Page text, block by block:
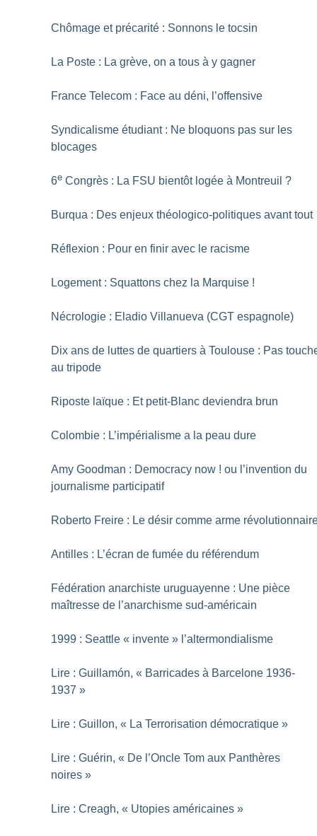
Chômage et précarité : Sonnons le tocsin
La Poste : La grève, on a tous à y gagner
France Telecom : Face au déni, l’offensive
Syndicalisme étudiant : Ne bloquons pas sur les
blocages
6e Congrès : La FSU bientôt logée à Montreuil ?
Burqua : Des enjeux théologico-politiques avant tout
Réflexion : Pour en finir avec le racisme
Logement : Squattons chez la Marquise !
Nécrologie : Eladio Villanueva (CGT espagnole)
Dix ans de luttes de quartiers à Toulouse : Pas
au tripode
Riposte laïque : Et petit-Blanc deviendra brun
Colombie : L’impérialisme a la peau dure
Amy Goodman : Democracy now ! ou l’invention du
journalisme participatif
Roberto Freire : Le désir comme arme
Antilles : L’écran de fumée du référendum
Fédération anarchiste uruguayenne : Une pièce
maîtresse de l’anarchisme sud-américain
1999 : Seattle « invente » l’altermondialisme
Lire : Guillamón, « Barricades à Barcelone 1936-
1937 »
Lire : Guillon, « La Terrorisation démocratique »
Lire : Guérin, « De l’Oncle Tom aux Panthères
noires »
Lire : Creagh, « Utopies américaines »